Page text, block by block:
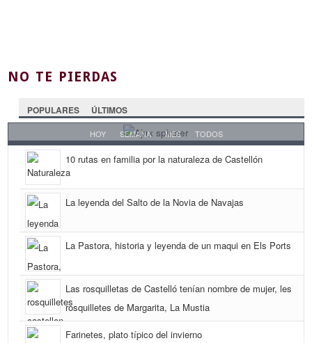
NO TE PIERDAS
POPULARES ÚLTIMOS
HOY SEMANA MES TODOS
10 rutas en familia por la naturaleza de Castellón
La leyenda del Salto de la Novia de Navajas
La Pastora, historia y leyenda de un maqui en Els Ports
Las rosquilletas de Castelló tenían nombre de mujer, les
rosquilletes de Margarita, La Mustia
Farinetes, plato típico del invierno